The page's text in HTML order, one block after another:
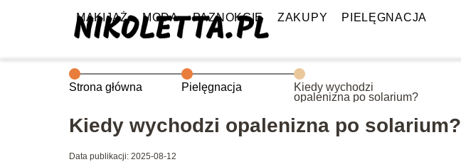
MAKIJAŻ MODA PAZNOKCIE ZAKUPY PIELĘGNACJA
Strona główna Pielęgnacja
Kiedy wychodzi
opalenizna po solarium?
Kiedy wychodzi opalenizna po solarium?
Data publikacji: 2025-08-12